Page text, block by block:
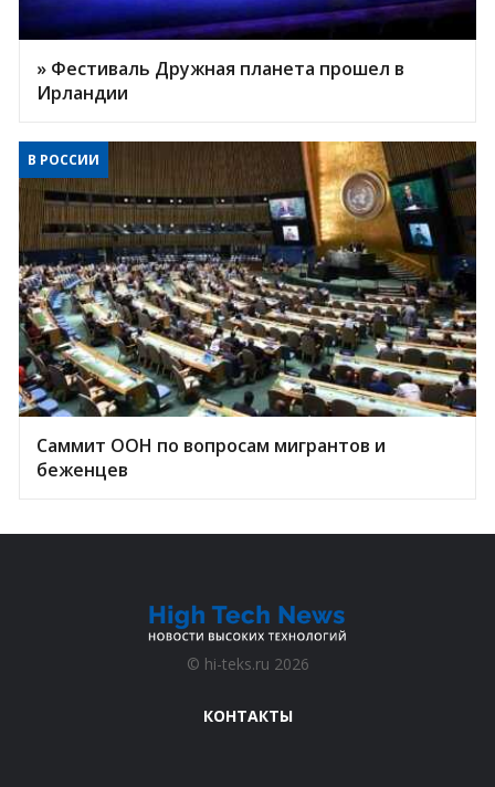
» Фестиваль Дружная планета прошел в
Ирландии
В РОССИИ
Саммит ООН по вопросам мигрантов и
беженцев
© hi-teks.ru 2026
КОНТАКТЫ